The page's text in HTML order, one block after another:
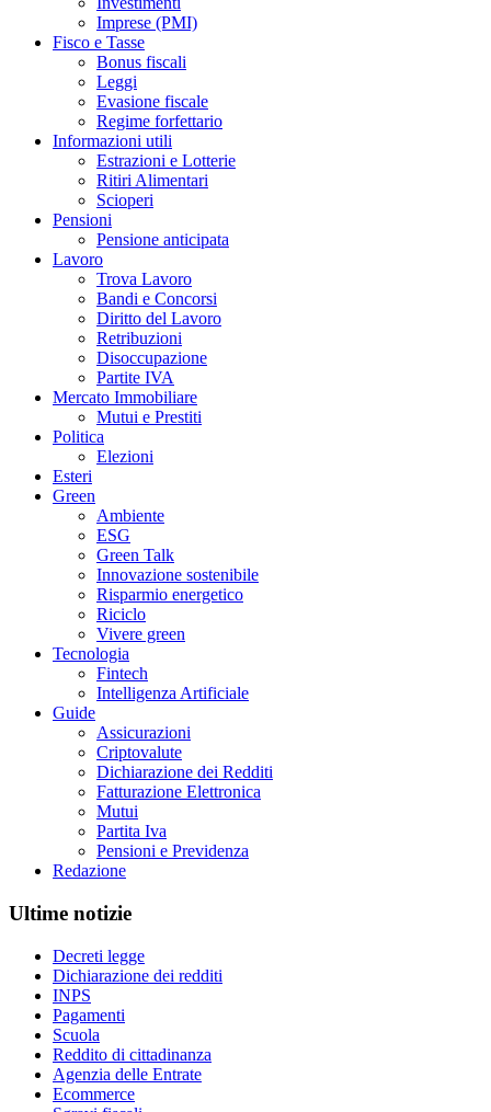
Imprese (PMI)
Fisco e Tasse
Bonus fiscali
Leggi
Evasione fiscale
Regime forfettario
Informazioni utili
Estrazioni e Lotterie
Ritiri Alimentari
Scioperi
Pensioni
Pensione anticipata
Lavoro
Trova Lavoro
Bandi e Concorsi
Diritto del Lavoro
Retribuzioni
Disoccupazione
Partite IVA
Mercato Immobiliare
Mutui e Prestiti
Politica
Elezioni
Esteri
Green
Ambiente
ESG
Green Talk
Innovazione sostenibile
Risparmio energetico
Riciclo
Vivere green
Tecnologia
Fintech
Intelligenza Artificiale
Guide
Assicurazioni
Criptovalute
Dichiarazione dei Redditi
Fatturazione Elettronica
Mutui
Partita Iva
Pensioni e Previdenza
Redazione
Ultime notizie
Decreti legge
Dichiarazione dei redditi
INPS
Pagamenti
Scuola
Reddito di cittadinanza
Agenzia delle Entrate
Ecommerce